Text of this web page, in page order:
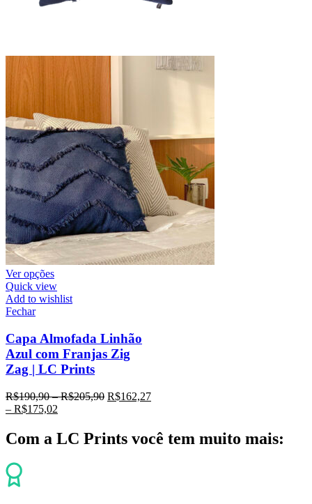
Ver opções
Quick view
Add to wishlist
Fechar
Capa Almofada Linhão
Azul com Franjas Zig
Zag | LC Prints
R$190,90–R$205,90 R$162,27
– R$175,02
Com a LC Prints você tem muito mais: